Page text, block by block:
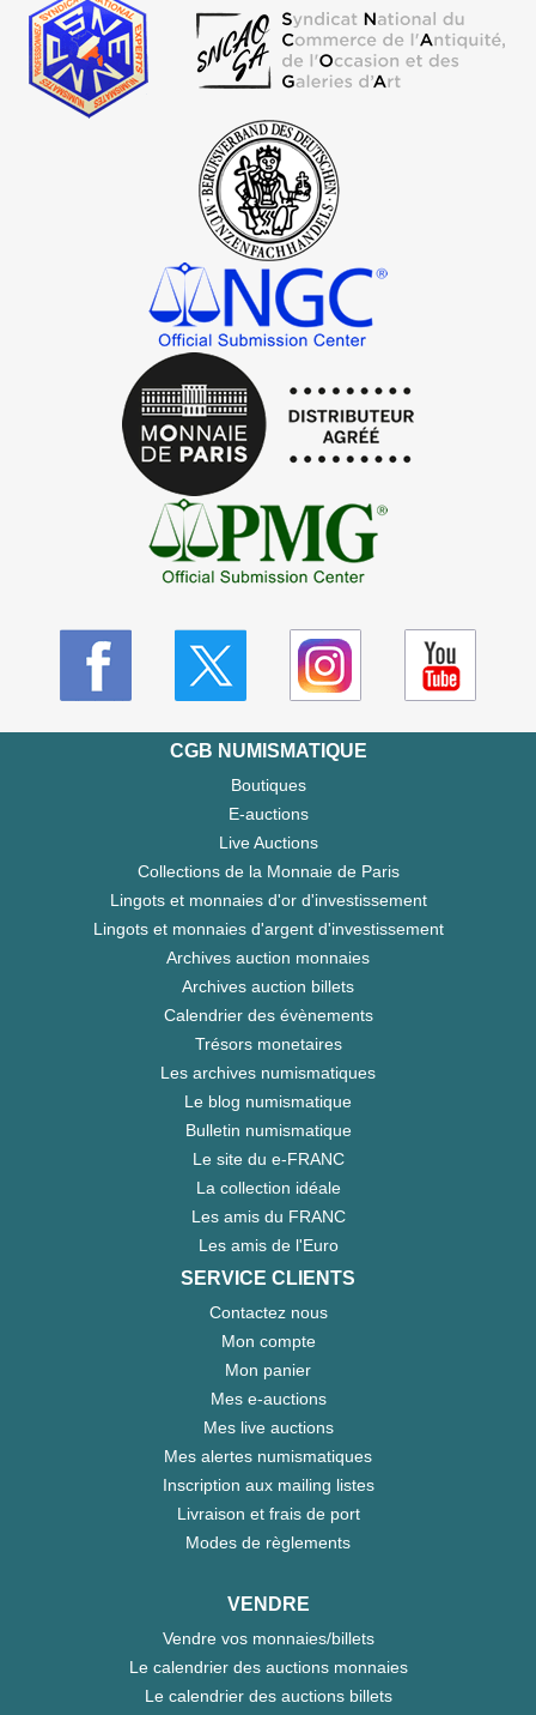
CGB NUMISMATIQUE
Boutiques
E-auctions
Live Auctions
Collections de la Monnaie de Paris
Lingots et monnaies d'or d'investissement
Lingots et monnaies d'argent d'investissement
Archives auction monnaies
Archives auction billets
Calendrier des évènements
Trésors monetaires
Les archives numismatiques
Le blog numismatique
Bulletin numismatique
Le site du e-FRANC
La collection idéale
Les amis du FRANC
Les amis de l'Euro
SERVICE CLIENTS
Contactez nous
Mon compte
Mon panier
Mes e-auctions
Mes live auctions
Mes alertes numismatiques
Inscription aux mailing listes
Livraison et frais de port
Modes de règlements
VENDRE
Vendre vos monnaies/billets
Le calendrier des auctions monnaies
Le calendrier des auctions billets